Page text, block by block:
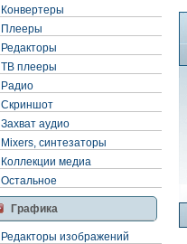
Конвертеры
Плееры
Редакторы
ТВ плееры
Радио
Скриншот
Захват аудио
Mixers, синтезаторы
Коллекции медиа
Остальное
Графика
Редакторы изображений